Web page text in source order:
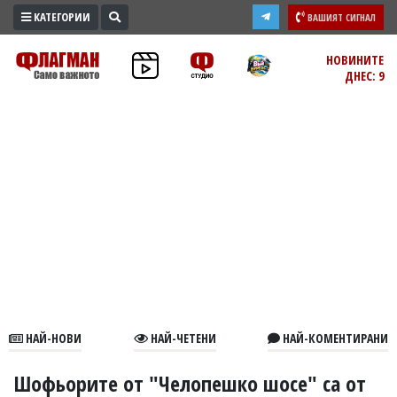
ПРОМО
ЗОНА
В
КАТЕГОРИИ ВАШИЯТ СИГНАЛ
НОВИНИТЕ
ДНЕС: 9
НАЙ-НОВИ НАЙ-ЧЕТЕНИ НАЙ-КОМЕНТИРАНИ
Шофьорите от "Челопешко шосе" са от